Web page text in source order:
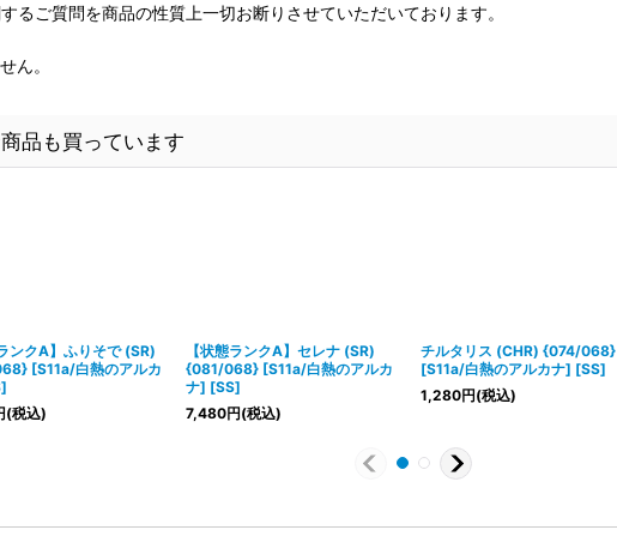
るご質問を商品の性質上一切お断りさせていただいております。
ん。
品も買っています
ンクA】ふりそで (SR)
[S11a/白熱のアルカ
(税込)
【状態ランクA】セレナ (SR)
{081/068} [S11a/白熱のアルカ
ナ] [SS]
7,480円(税込)
チルタリス (CHR) {074/068}
[S11a/白熱のアルカナ] [SS]
1,280円(税込)